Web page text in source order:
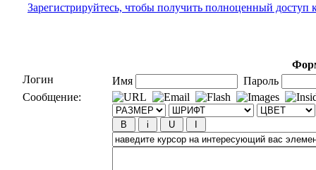
Зарегистрируйтесь, чтобы получить полноценный доступ
Логин
Имя
Пароль
Сообщение: